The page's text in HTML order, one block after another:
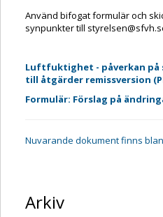
Använd bifogat formulär och
synpunkter till
Luftfuktighet - påverkan
till åtgärder remissversion
Formulär: Förslag på
Nuvarande dokument finns
Arkiv